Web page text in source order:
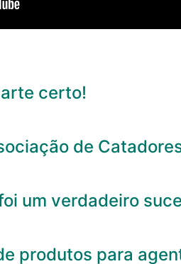
certo!
de
um verdadeiro
produtos para